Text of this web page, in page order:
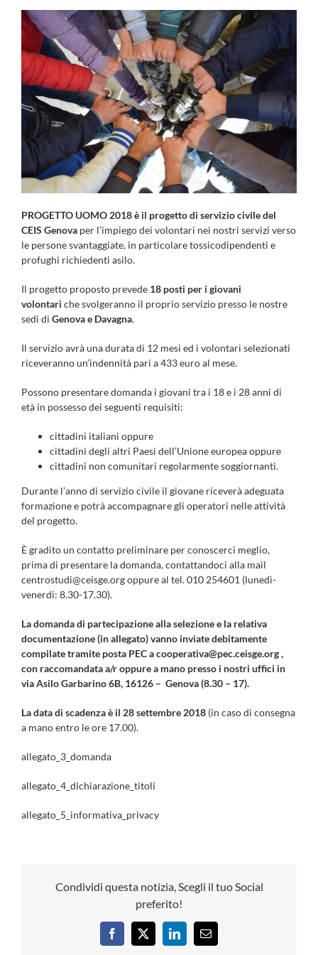
PROGETTO UOMO 2018 è il progetto di servizio civile del
CEIS Genova per l’impiego dei volontari nei nostri servizi verso
le persone svantaggiate, in particolare tossicodipendenti e
profughi richiedenti asilo.
Il progetto proposto prevede 18 posti per i giovani
volontari che svolgeranno il proprio servizio presso le nostre
sedi di Genova e Davagna.
Il servizio avrà una durata di 12 mesi ed i volontari selezionati
riceveranno un’indennità pari a 433 euro al mese.
Possono presentare domanda i giovani tra i 18 e i 28 anni di
età in possesso dei seguenti requisiti:
cittadini italiani oppure
cittadini degli altri Paesi dell’Unione europea oppure
cittadini non comunitari regolarmente soggiornanti.
Durante l’anno di servizio civile il giovane riceverà adeguata
formazione e potrà accompagnare gli operatori nelle attività
del progetto.
È gradito un contatto preliminare per conoscerci meglio,
prima di presentare la domanda, contattandoci alla mail
centrostudi@ceisge.org oppure al tel. 010 254601 (lunedì-
venerdi: 8.30-17.30).
La domanda di partecipazione alla selezione e la relativa
documentazione (in allegato) vanno inviate debitamente
compilate tramite posta PEC a cooperativa@pec.ceisge.org ,
con raccomandata a/r oppure a mano presso i nostri uffici in
via Asilo Garbarino 6B, 16126 – Genova (8.30 – 17).
La data di scadenza è il 28 settembre 2018 (in caso di consegna
a mano entro le ore 17.00).
allegato_3_domanda
allegato_4_dichiarazione_titoli
allegato_5_informativa_privacy
Condividi questa notizia, Scegli il tuo Social
preferito!
Facebook
X LinkedInEmail